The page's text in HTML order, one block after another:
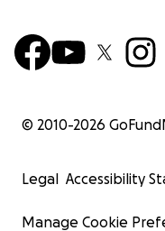
© 2010-2026
Legal Accessibility
Manage Cookie